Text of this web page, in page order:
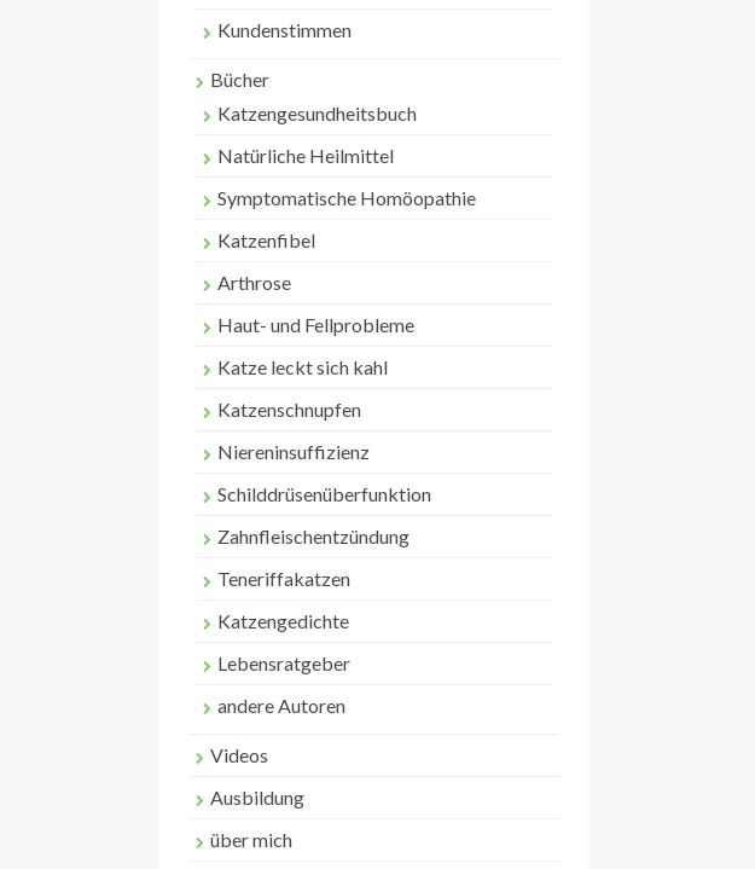
Kundenstimmen
Bücher
Katzengesundheitsbuch
Natürliche Heilmittel
Symptomatische Homöopathie
Katzenfibel
Arthrose
Haut- und Fellprobleme
Katze leckt sich kahl
Katzenschnupfen
Niereninsuffizienz
Schilddrüsenüberfunktion
Zahnfleischentzündung
Teneriffakatzen
Katzengedichte
Lebensratgeber
andere Autoren
Videos
Ausbildung
über mich